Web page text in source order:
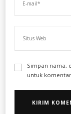
Simpan nama,
untuk